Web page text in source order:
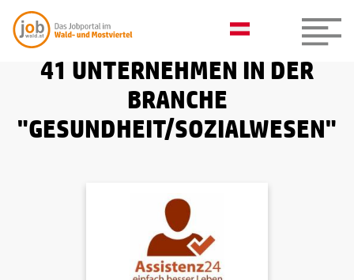
41 UNTERNEHMEN IN DER
BRANCHE
"GESUNDHEIT/SOZIALWESEN"